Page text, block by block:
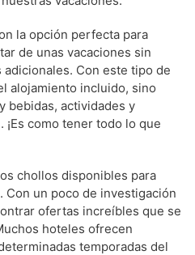
la opción perfecta para
de unas vacaciones sin
Con este tipo de
alojamiento incluido, sino
bebidas, actividades y
como tener todo lo que
chollos disponibles para
un poco de investigación
ofertas increíbles que se
hoteles ofrecen
temporadas del